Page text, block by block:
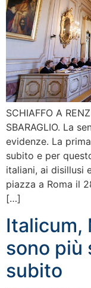
SCHIAFFO A
SBARAGLIO. La
evidenze. La
subito e per
italiani, ai disillusi
piazza a Roma il
[…]
Italicum,
sono più
subito